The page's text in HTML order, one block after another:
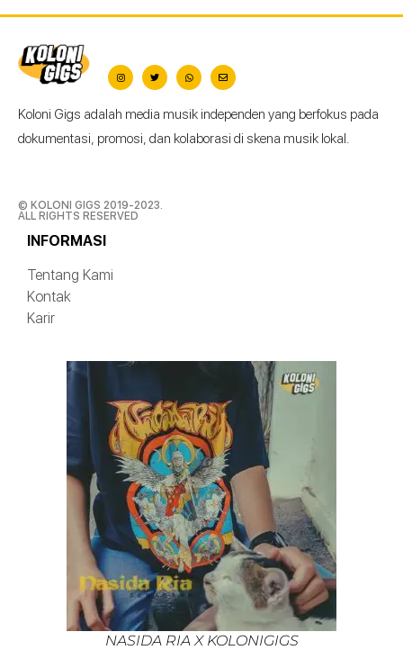
Koloni Gigs adalah media musik independen yang berfokus pada
dokumentasi, promosi, dan kolaborasi di skena musik lokal.
© KOLONI GIGS 2019-2023.
ALL RIGHTS RESERVED
INFORMASI
Tentang Kami
Kontak
Karir
NASIDA RIA X KOLONIGIGS